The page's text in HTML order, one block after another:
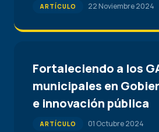
ARTÍCULO 22 Noviembre 2024
Fortaleciendo a los
municipales en
e innovación pública
ARTÍCULO 01 Octubre 2024